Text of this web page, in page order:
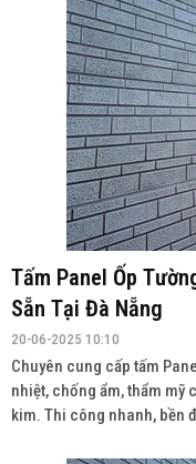
Tấm Panel Ốp
Sẵn Tại Đà Nẵng
20-06-2025 10:10
Chuyên cung cấp tấm
nhiệt, chống ẩm, thẩm mỹ
kim. Thi công nhanh, bền